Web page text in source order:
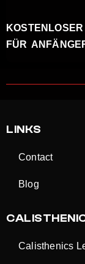
FÜR
LINKS
Contact
Blog
Calisthenics